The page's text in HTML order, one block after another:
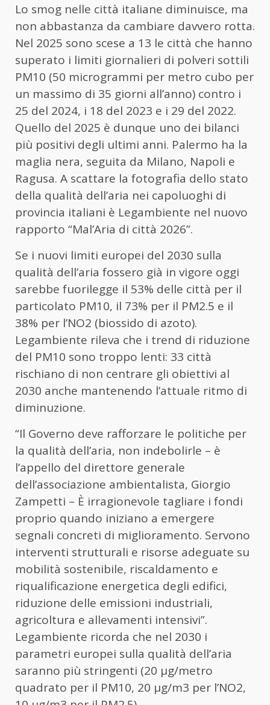
Lo smog nelle città italiane diminuisce, ma
non abbastanza da cambiare davvero rotta.
Nel 2025 sono scese a 13 le città che hanno
superato i limiti giornalieri di polveri sottili
PM10 (50 microgrammi per metro cubo per
un massimo di 35 giorni all’anno) contro i
25 del 2024, i 18 del 2023 e i 29 del 2022.
Quello del 2025 è dunque uno dei bilanci
più positivi degli ultimi anni. Palermo ha la
maglia nera, seguita da Milano, Napoli e
Ragusa. A scattare la fotografia dello stato
della qualità dell’aria nei capoluoghi di
provincia italiani è Legambiente nel nuovo
rapporto “Mal’Aria di città 2026”.
Se i nuovi limiti europei del 2030 sulla
qualità dell’aria fossero già in vigore oggi
sarebbe fuorilegge il 53% delle città per il
particolato PM10, il 73% per il PM2.5 e il
38% per l’NO2 (biossido di azoto).
Legambiente rileva che i trend di riduzione
del PM10 sono troppo lenti: 33 città
rischiano di non centrare gli obiettivi al
2030 anche mantenendo l’attuale ritmo di
diminuzione.
“Il Governo deve rafforzare le politiche per
la qualità dell’aria, non indebolirle – è
l’appello del direttore generale
dell’associazione ambientalista, Giorgio
Zampetti – È irragionevole tagliare i fondi
proprio quando iniziano a emergere
segnali concreti di miglioramento. Servono
interventi strutturali e risorse adeguate su
mobilità sostenibile, riscaldamento e
riqualificazione energetica degli edifici,
riduzione delle emissioni industriali,
agricoltura e allevamenti intensivi”.
Legambiente ricorda che nel 2030 i
parametri europei sulla qualità dell’aria
saranno più stringenti (20 µg/metro
quadrato per il PM10, 20 µg/m3 per l’NO2,